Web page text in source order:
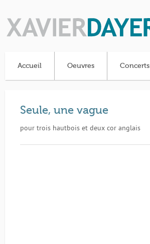
Accueil Oeuvres Concerts
Seule, une vague
pour trois hautbois et deux cor anglais